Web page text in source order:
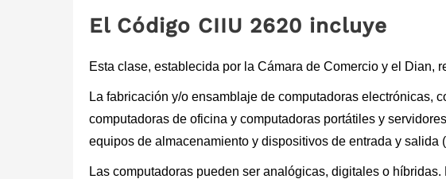
El Código CIIU 2620 incluye
Esta clase, establecida por la Cámara de Comercio y el Dian,
La fabricación y/o ensamblaje de computadoras electrónicas,
computadoras de oficina y computadoras portátiles y
equipos de almacenamiento y dispositivos de entrada y salida
Las computadoras pueden ser analógicas, digitales o